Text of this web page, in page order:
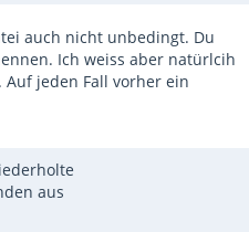
auch nicht unbedingt. Du
Ich weiss aber natürlcih
jeden Fall vorher ein
aus